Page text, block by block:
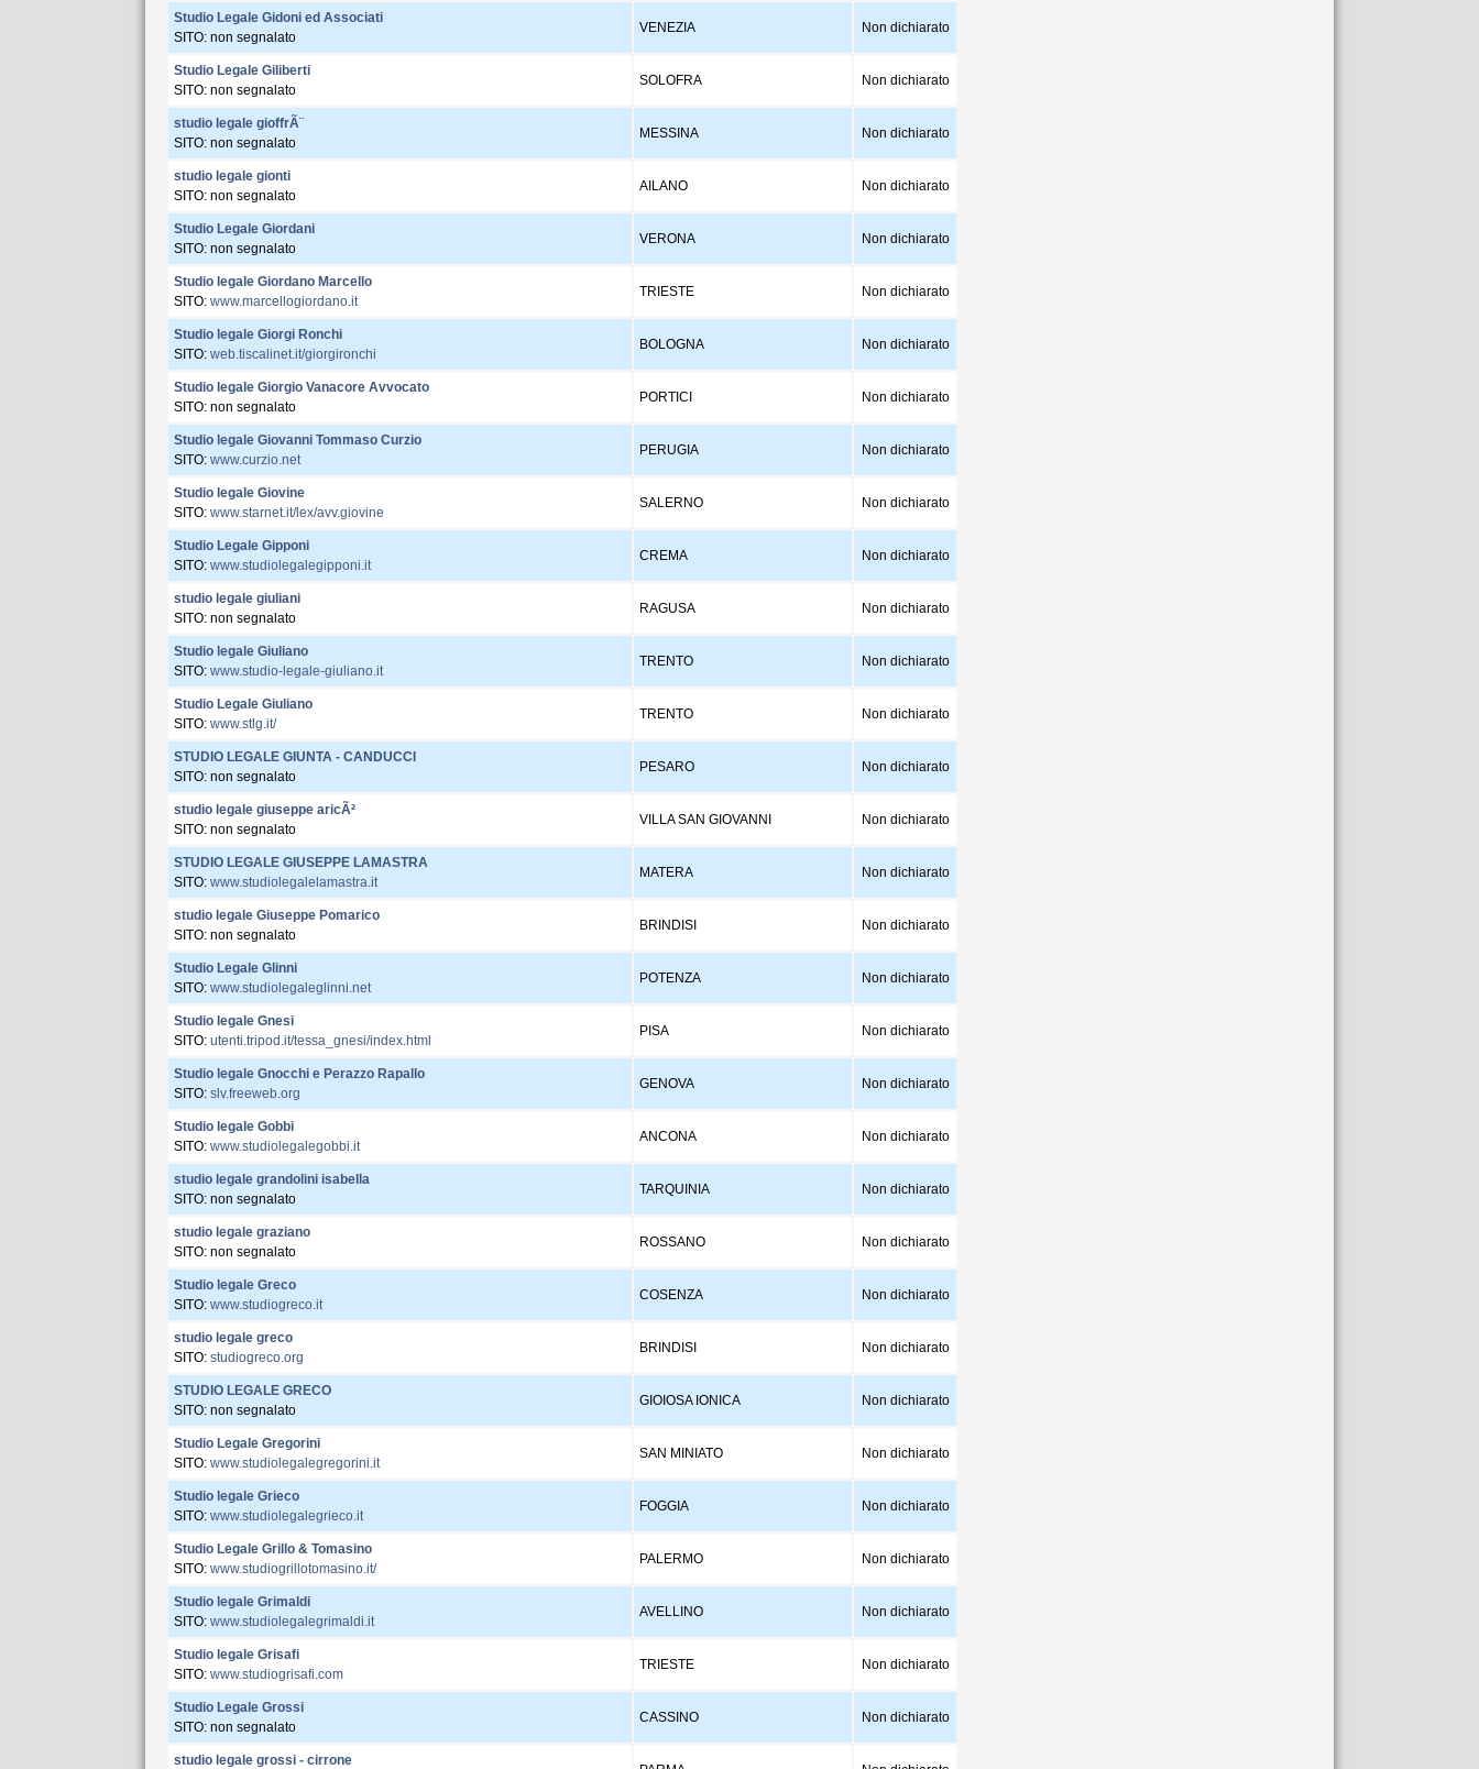
Studio Legale Gidoni ed Associati
SITO: non segnalato
VENEZIA Non dichiarato
Studio Legale Giliberti
SITO: non segnalato
SOLOFRA Non dichiarato
studio legale gioffrÃ¨
SITO: non segnalato
MESSINA Non dichiarato
studio legale gionti
SITO: non segnalato
AILANO Non dichiarato
Studio Legale Giordani
SITO: non segnalato
VERONA Non dichiarato
Studio legale Giordano Marcello
SITO: www.marcellogiordano.it
TRIESTE Non dichiarato
Studio legale Giorgi Ronchi
SITO: web.tiscalinet.it/giorgironchi
BOLOGNA Non dichiarato
Studio legale Giorgio Vanacore Avvocato
SITO: non segnalato
PORTICI Non dichiarato
Studio legale Giovanni Tommaso Curzio
SITO: www.curzio.net
PERUGIA Non dichiarato
Studio legale Giovine
SITO: www.starnet.it/lex/avv.giovine
SALERNO Non dichiarato
Studio Legale Gipponi
SITO: www.studiolegalegipponi.it
CREMA Non dichiarato
studio legale giuliani
SITO: non segnalato
RAGUSA Non dichiarato
Studio legale Giuliano
SITO: www.studio-legale-giuliano.it
TRENTO Non dichiarato
Studio Legale Giuliano
SITO: www.stlg.it/
TRENTO Non dichiarato
STUDIO LEGALE GIUNTA - CANDUCCI
SITO: non segnalato
PESARO Non dichiarato
studio legale giuseppe aricÃ²
SITO: non segnalato
VILLA SAN GIOVANNI Non dichiarato
STUDIO LEGALE GIUSEPPE LAMASTRA
SITO: www.studiolegalelamastra.it
MATERA Non dichiarato
studio legale Giuseppe Pomarico
SITO: non segnalato
BRINDISI Non dichiarato
Studio Legale Glinni
SITO: www.studiolegaleglinni.net
POTENZA Non dichiarato
Studio legale Gnesi
SITO: utenti.tripod.it/tessa_gnesi/index.html
PISA Non dichiarato
Studio legale Gnocchi e Perazzo Rapallo
SITO: slv.freeweb.org
GENOVA Non dichiarato
Studio legale Gobbi
SITO: www.studiolegalegobbi.it
ANCONA Non dichiarato
studio legale grandolini isabella
SITO: non segnalato
TARQUINIA Non dichiarato
studio legale graziano
SITO: non segnalato
ROSSANO Non dichiarato
Studio legale Greco
SITO: www.studiogreco.it
COSENZA Non dichiarato
studio legale greco
SITO: studiogreco.org
BRINDISI Non dichiarato
STUDIO LEGALE GRECO
SITO: non segnalato
GIOIOSA IONICA Non dichiarato
Studio Legale Gregorini
SITO: www.studiolegalegregorini.it
SAN MINIATO Non dichiarato
Studio legale Grieco
SITO: www.studiolegalegrieco.it
FOGGIA Non dichiarato
Studio Legale Grillo & Tomasino
SITO: www.studiogrillotomasino.it/
PALERMO Non dichiarato
Studio legale Grimaldi
SITO: www.studiolegalegrimaldi.it
AVELLINO Non dichiarato
Studio legale Grisafi
SITO: www.studiogrisafi.com
TRIESTE Non dichiarato
Studio Legale Grossi
SITO: non segnalato
CASSINO Non dichiarato
studio legale grossi - cirrone